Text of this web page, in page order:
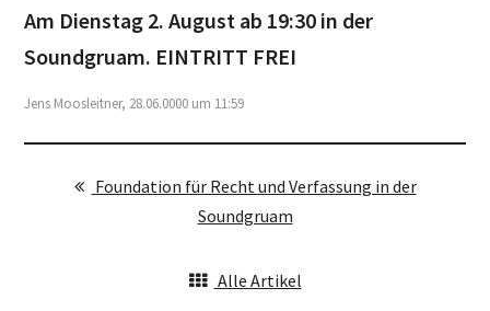
Am Dienstag 2. August ab 19:30 in der
Soundgruam. EINTRITT FREI
Jens Moosleitner, 28.06.0000 um 11:59
Foundation für Recht und Verfassung in der
Soundgruam
Alle Artikel